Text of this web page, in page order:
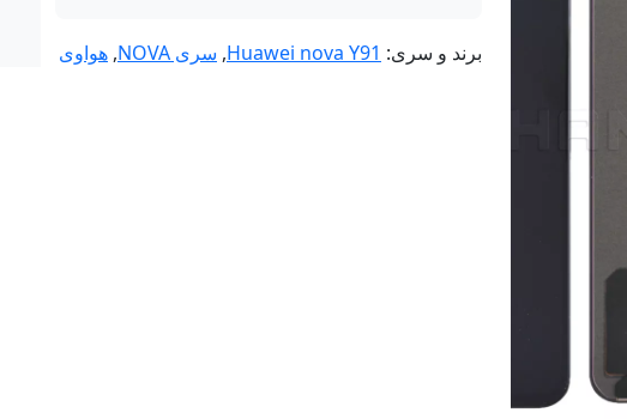
برند و سری: Huawei nova Y91
, سری NOVA , هواوی